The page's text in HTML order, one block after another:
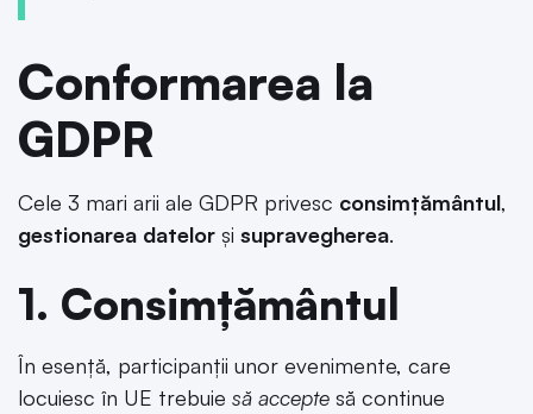
Conformarea la
GDPR
Cele 3 mari arii ale GDPR privesc consimțământul,
gestionarea datelor și supravegherea.
1. Consimțământul
În esență, participanții unor evenimente, care
locuiesc în UE trebuie să accepte să continue